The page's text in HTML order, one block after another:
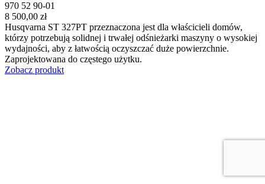
970 52 90-01
8 500,00 zł
Husqvarna ST 327PT przeznaczona jest dla właścicieli domów,
którzy potrzebują solidnej i trwałej odśnieżarki maszyny o wysokiej
wydajności, aby z łatwością oczyszczać duże powierzchnie.
Zaprojektowana do częstego użytku.
Zobacz produkt